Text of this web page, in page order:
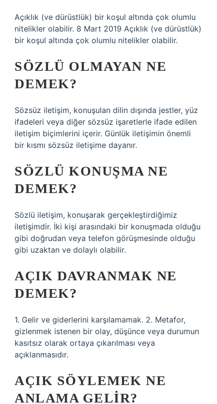
Açıklık (ve dürüstlük) bir koşul altında çok olumlu
nitelikler olabilir. 8 Mart 2019 Açıklık (ve dürüstlük)
bir koşul altında çok olumlu nitelikler olabilir.
SÖZLÜ OLMAYAN NE
DEMEK?
Sözsüz iletişim, konuşulan dilin dışında jestler, yüz
ifadeleri veya diğer sözsüz işaretlerle ifade edilen
iletişim biçimlerini içerir. Günlük iletişimin önemli
bir kısmı sözsüz iletişime dayanır.
SÖZLÜ KONUŞMA NE
DEMEK?
Sözlü iletişim, konuşarak gerçekleştirdiğimiz
iletişimdir. İki kişi arasındaki bir konuşmada olduğu
gibi doğrudan veya telefon görüşmesinde olduğu
gibi uzaktan ve dolaylı olabilir.
AÇIK DAVRANMAK NE
DEMEK?
1. Gelir ve giderlerini karşılamamak. 2. Metafor,
gizlenmek istenen bir olay, düşünce veya durumun
kasıtsız olarak ortaya çıkarılması veya
açıklanmasıdır.
AÇIK SÖYLEMEK NE
ANLAMA GELIR?